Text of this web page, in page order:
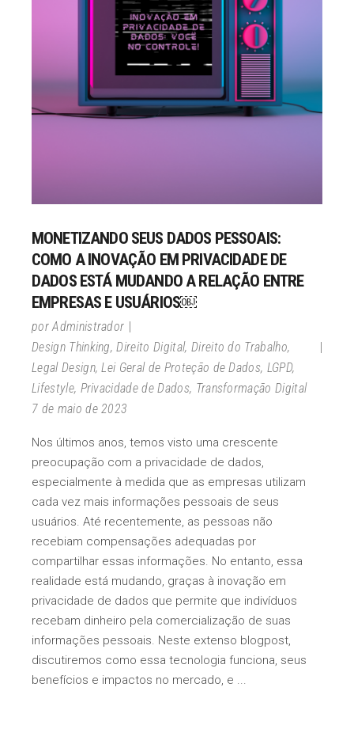
MONETIZANDO SEUS DADOS PESSOAIS:
COMO A INOVAÇÃO EM PRIVACIDADE DE
DADOS ESTÁ MUDANDO A RELAÇÃO ENTRE
EMPRESAS E USUÁRIOS￼
porAdministrador
Design Thinking,Direito Digital, Direito do Trabalho,
Legal Design,Lei Geral de Proteção de Dados, LGPD,
Lifestyle, Privacidade de Dados, Transformação Digital
7 de maio de 2023
Nos últimos anos, temos visto uma crescente
preocupação com a privacidade de dados,
especialmente à medida que as empresas utilizam
cada vez mais informações pessoais de seus
usuários. Até recentemente, as pessoas não
recebiam compensações adequadas por
compartilhar essas informações. No entanto, essa
realidade está mudando, graças à inovação em
privacidade de dados que permite que indivíduos
recebam dinheiro pela comercialização de suas
informações pessoais. Neste extenso blogpost,
discutiremos como essa tecnologia funciona, seus
benefícios e impactos no mercado, e